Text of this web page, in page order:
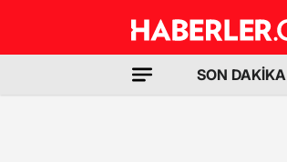
SON DAKİKA